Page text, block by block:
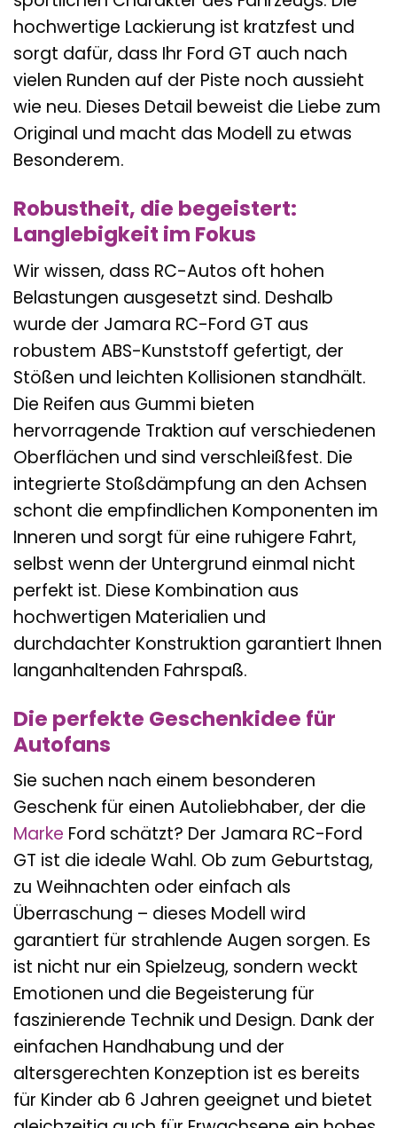
hochwertige Lackierung ist kratzfest und
sorgt dafür, dass Ihr Ford GT auch nach
vielen Runden auf der Piste noch aussieht
wie neu. Dieses Detail beweist die Liebe zum
Original und macht das Modell zu etwas
Besonderem.
Robustheit, die begeistert:
Langlebigkeit im Fokus
Wir wissen, dass RC-Autos oft hohen
Belastungen ausgesetzt sind. Deshalb
wurde der Jamara RC-Ford GT aus
robustem ABS-Kunststoff gefertigt, der
Stößen und leichten Kollisionen standhält.
Die Reifen aus Gummi bieten
hervorragende Traktion auf verschiedenen
Oberflächen und sind verschleißfest. Die
integrierte Stoßdämpfung an den Achsen
schont die empfindlichen Komponenten im
Inneren und sorgt für eine ruhigere Fahrt,
selbst wenn der Untergrund einmal nicht
perfekt ist. Diese Kombination aus
hochwertigen Materialien und
durchdachter Konstruktion garantiert Ihnen
langanhaltenden Fahrspaß.
Die perfekte Geschenkidee für
Autofans
Sie suchen nach einem besonderen
Geschenk für einen Autoliebhaber, der die
Marke Ford schätzt? Der Jamara RC-Ford
GT ist die ideale Wahl. Ob zum Geburtstag,
zu Weihnachten oder einfach als
Überraschung – dieses Modell wird
garantiert für strahlende Augen sorgen. Es
ist nicht nur ein Spielzeug, sondern weckt
Emotionen und die Begeisterung für
faszinierende Technik und Design. Dank der
einfachen Handhabung und der
altersgerechten Konzeption ist es bereits
für Kinder ab 6 Jahren geeignet und bietet